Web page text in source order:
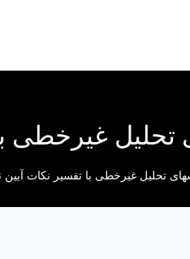
غیرخطی
تحلیل غیرخطی با تفسیر نکات آیین